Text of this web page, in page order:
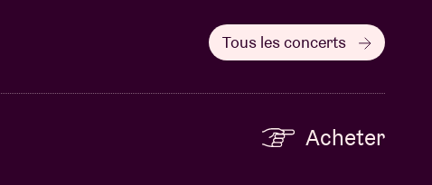
Tous les concerts
Acheter